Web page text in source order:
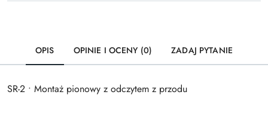
OPIS OPINIE I OCENY (0) ZADAJ PYTANIE
SR-2 • Montaż pionowy z odczytem z przodu